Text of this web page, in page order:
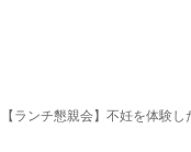
【ランチ懇親会】不妊を体験し